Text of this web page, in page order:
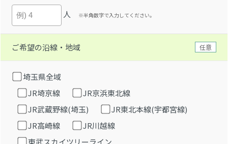
人 ※半角数字で入力してください。
ご希望の沿線・地域 任意
埼玉県全域
JR埼京線
JR京浜東北線
JR武蔵野線(埼玉)
JR東北本線(宇都宮線)
JR高崎線
JR川越線
東武スカイツリーライン